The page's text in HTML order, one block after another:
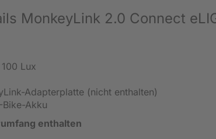
MonkeyLink 2.0 Connect
Lux
Adapterplatte (nicht enthalten)
Akku
enthalten